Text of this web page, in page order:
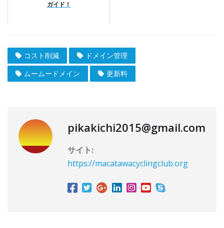
ガイド！
コスト削減
ドメイン管理
ムームードメイン
更新料
pikakichi2015@gmail.com
サイト:
https://macatawacyclingclub.org